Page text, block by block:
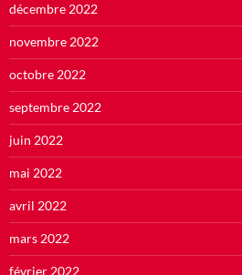
décembre 2022
novembre 2022
octobre 2022
septembre 2022
juin 2022
mai 2022
avril 2022
mars 2022
février 2022